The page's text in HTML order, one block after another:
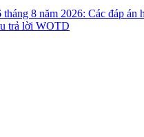
8 năm 2026: Các đáp án
trả lời WOTD